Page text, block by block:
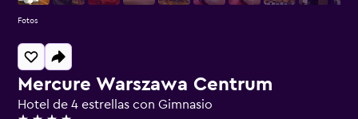
Mercure Warszawa Centrum
Hotel de 4 estrellas con Gimnasio
Fotos